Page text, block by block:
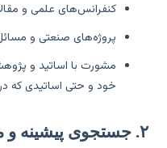
کنفرانس‌های علمی و مقالات
پروژه‌های صنعتی و مسائل
مشورت با اساتید و
خود و حتی اساتیدی که در